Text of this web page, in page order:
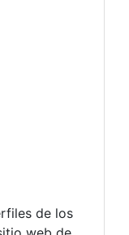
de los